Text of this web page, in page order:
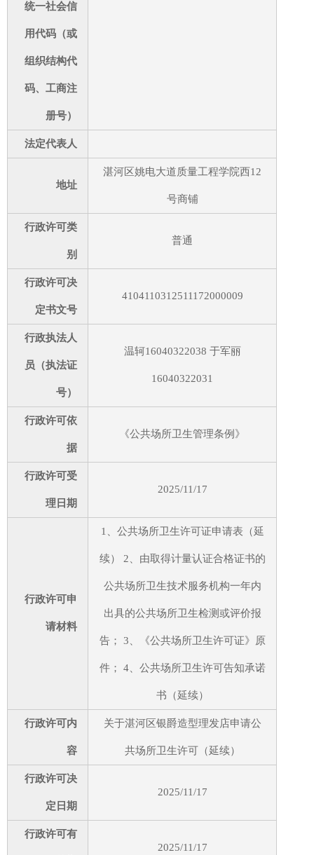
统一社会信
用代码（或
组织结构代
码、工商注
册号）
法定代表人
地址
湛河区姚电大道质量工程学院西12
号商铺
行政许可类
别
普通
行政许可决
定书文号
4104110312511172000009
行政执法人
员（执法证
号）
温轲16040322038 于军丽
16040322031
行政许可依
据
《公共场所卫生管理条例》
行政许可受
理日期
2025/11/17
行政许可申
请材料
1、公共场所卫生许可证申请表（延
续） 2、由取得计量认证合格证书的
公共场所卫生技术服务机构一年内
出具的公共场所卫生检测或评价报
告； 3、《公共场所卫生许可证》原
件； 4、公共场所卫生许可告知承诺
书（延续）
行政许可内
容
关于湛河区银爵造型理发店申请公
共场所卫生许可（延续）
行政许可决
定日期
2025/11/17
行政许可有
2025/11/17